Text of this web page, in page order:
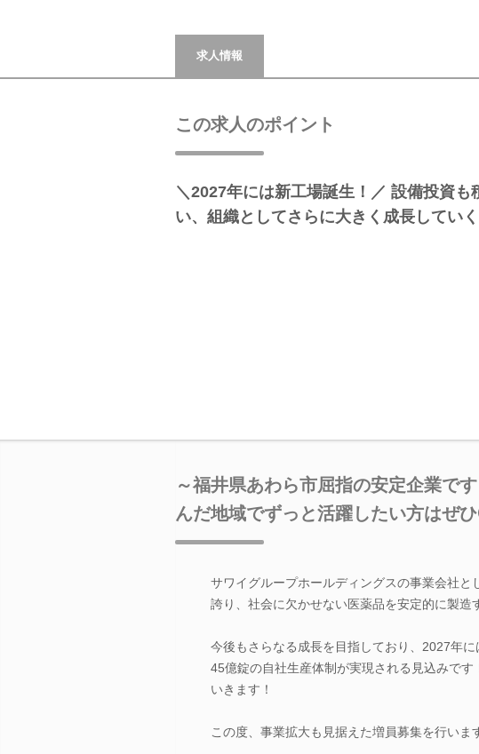
求人情報
この求人のポイント
＼2027年には新工場誕生！／ 設備投資も
い、組織としてさらに大きく成長してい
～福井県あわら市屈指の安定企業で
んだ地域でずっと活躍したい方はぜ
サワイグループホールディングスの事業会社
誇り、社会に欠かせない医薬品を安定的に製造
今後もさらなる成長を目指しており、2027年
45億錠の自社生産体制が実現される見込みで
いきます！
この度、事業拡大も見据えた増員募集を行いま